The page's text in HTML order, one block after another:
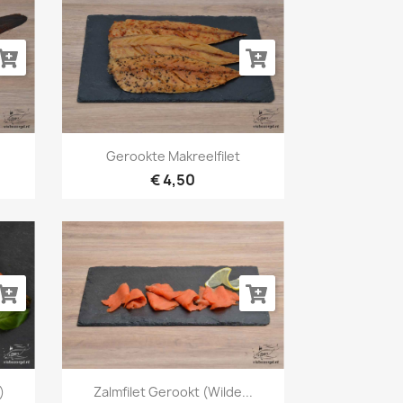
Snel bekijken
Gerookte Makreelfilet
€ 4,50
Snel bekijken
Zalmfilet Gerookt (wilde...